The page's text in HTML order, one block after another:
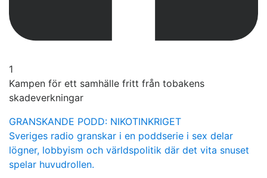
1
Kampen för ett samhälle fritt från tobakens
skadeverkningar
GRANSKANDE PODD: NIKOTINKRIGET
Sveriges radio granskar i en poddserie i sex delar
lögner, lobbyism och världspolitik där det vita snuset
spelar huvudrollen.